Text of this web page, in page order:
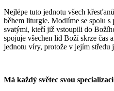
Nejlépe tuto jednotu všech
během liturgie. Modlíme se spolu s
svatými, kteří již vstoupili do
spojuje všechen lid Boží skrze čas
jednotu víry, protože v jejím středu
Má každý světec svou